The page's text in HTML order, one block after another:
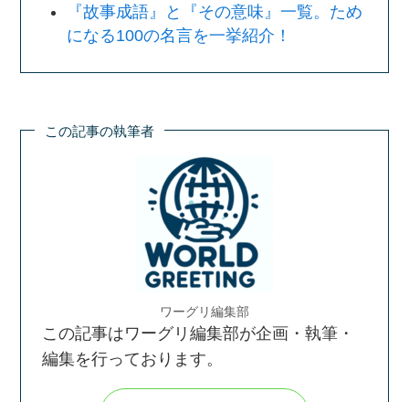
『故事成語』と『その意味』一覧。ため
になる100の名言を一挙紹介！
この記事の執筆者
ワーグリ編集部
この記事はワーグリ編集部が企画・執筆・
編集を行っております。